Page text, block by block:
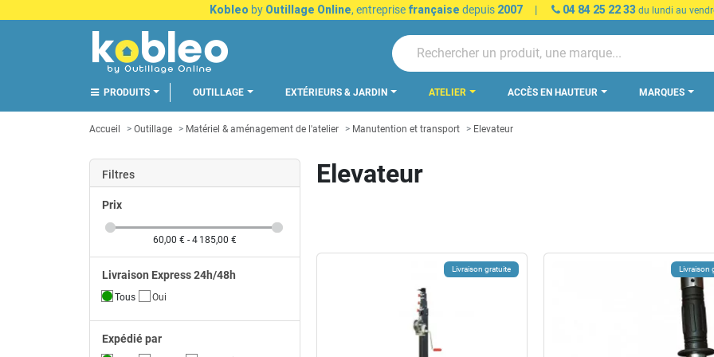
Kobleo by Outillage Online, entreprise française depuis 2007 | 04 84 25 22 33 du lundi au
PRODUITS OUTILLAGE EXTÉRIEURS & JARDIN ATELIER ACCÈS EN HAUTEUR MARQUES
Accueil Outillage Matériel & aménagement de l'atelier Manutention et transport Elevateur
Filtres
Prix
60,00 € - 4 185,00 €
Livraison Express 24h/48h
Tous Oui
Expédié par
Elevateur
Livraison gratuite Livraison